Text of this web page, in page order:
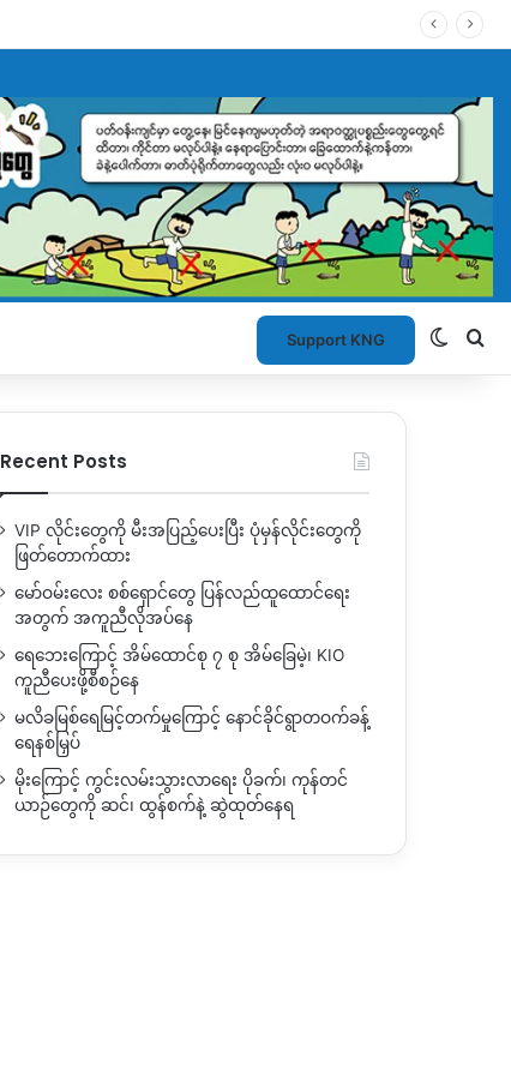
Support KNG
Recent Posts
VIP လိုင်းတွေကို မီးအပြည့်ပေးပြီး ပုံမှန်လိုင်းတွေကို
ဖြတ်တောက်ထား
မော်ဝမ်းလေး စစ်ရှောင်တွေ ပြန်လည်ထူထောင်ရေး
အတွက် အကူညီလိုအပ်နေ
ရေဘေးကြောင့် အိမ်ထောင်စု ၇ စု အိမ်ခြေမဲ့၊ KIO
ကူညီပေးဖို့စီစဉ်နေ
မလိခမြစ်ရေမြင့်တက်မှုကြောင့် နောင်ခိုင်ရွာတဝက်ခန့်
ရေနစ်မြှပ်
မိုးကြောင့် ကွင်းလမ်းသွားလာရေး ပိုခက်၊ ကုန်တင်
ယာဉ်တွေကို ဆင်၊ ထွန်စက်နဲ့ ဆွဲထုတ်နေရ